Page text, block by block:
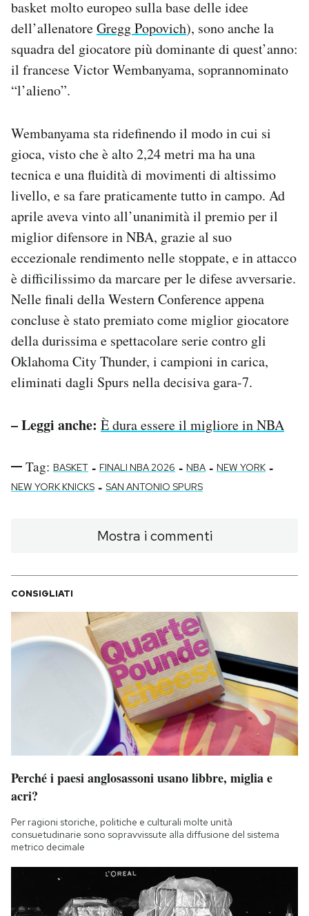
basket molto europeo sulla base delle idee
dell’allenatoreGregg Popovich), sono anche la
squadra del giocatore più dominante di quest’anno:
il francese Victor Wembanyama, soprannominato
“l’alieno”.
Wembanyama sta ridefinendo il modo in cui si
gioca, visto che è alto 2,24 metri ma ha una
tecnica e una fluidità di movimenti di altissimo
livello, e sa fare praticamente tutto in campo. Ad
aprile aveva vinto all’unanimità il premio per il
miglior difensore in NBA, grazie al suo
eccezionale rendimento nelle stoppate, e in attacco
è difficilissimo da marcare per le difese avversarie.
Nelle finali della Western Conference appena
concluse è stato premiato come miglior giocatore
della durissima e spettacolare serie contro gli
Oklahoma City Thunder, i campioni in carica,
eliminati dagli Spurs nella decisiva gara-7.
– Leggi anche: È dura essere il migliore in NBA
Tag: BASKET - FINALI NBA 2026 - NBA - NEW YORK -
NEW YORK KNICKS - SAN ANTONIO SPURS
Mostra i commenti
CONSIGLIATI
Perché i paesi anglosassoni usano libbre, miglia e
acri?
Per ragioni storiche, politiche e culturali molte unità
consuetudinarie sono sopravvissute alla diffusione del sistema
metrico decimale